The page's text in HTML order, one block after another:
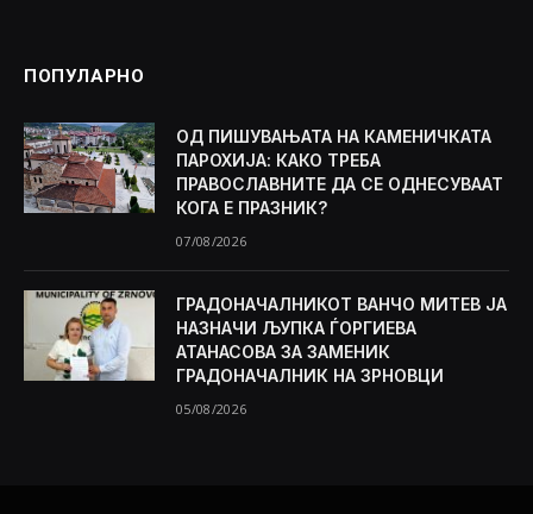
ПОПУЛАРНО
ОД ПИШУВАЊАТА НА КАМЕНИЧКАТА
ПАРОХИЈА: КАКО ТРЕБА
ПРАВОСЛАВНИТЕ ДА СЕ ОДНЕСУВААТ
КОГА Е ПРАЗНИК?
07/08/2026
ГРАДОНАЧАЛНИКОТ ВАНЧО МИТЕВ ЈА
НАЗНАЧИ ЉУПКА ЃОРГИЕВА
АТАНАСОВА ЗА ЗАМЕНИК
ГРАДОНАЧАЛНИК НА ЗРНОВЦИ
05/08/2026